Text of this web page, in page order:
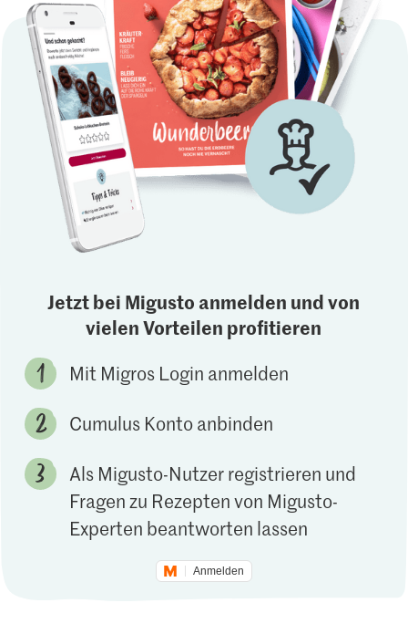
Jetzt bei Migusto anmelden und von
vielen Vorteilen profitieren
Mit Migros Login anmelden
Cumulus Konto anbinden
Als Migusto-Nutzer registrieren und
Fragen zu Rezepten von Migusto-
Experten beantworten lassen
Anmelden